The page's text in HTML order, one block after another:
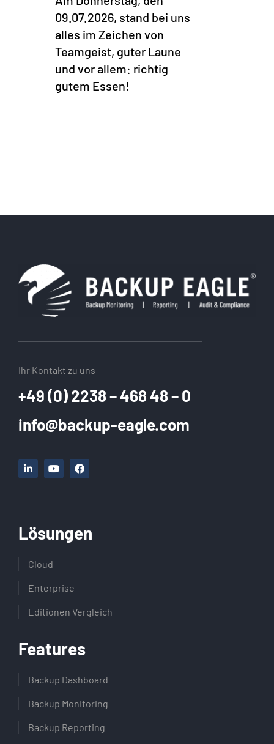
09.07.2026, stand bei uns
alles im Zeichen von
Teamgeist, guter Laune
und vor allem: richtig
gutem Essen!
Ihr Kontakt zu uns
+49 (0) 2238 – 468 48 – 0
info@backup-eagle.com
Lösungen
Cloud
Enterprise
Editionen Vergleich
Features
Backup Dashboard
Backup Monitoring
Backup Reporting